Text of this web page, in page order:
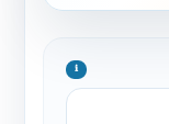
ℹ️